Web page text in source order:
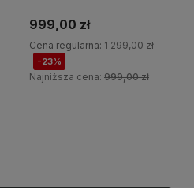
999,00 zł
Cena regularna: 1 299,00 zł
-23%
Najniższa cena: 999,00 zł